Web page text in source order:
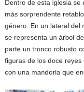
Dentro de esta iglesia se
más sorprendente
género. En un lateral del
se representa un árbol
parte un tronco robusto
figuras de los doce
con una mandorla que